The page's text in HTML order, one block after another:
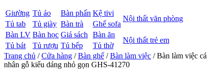
Giường Tủ áo Bàn phấn Kệ tivi
Nội thất văn phòng
Tủ tab Tủ giày Bàn trà
Ghế sofa
Bàn LV Bàn học Giá sách Bàn ăn
Nội thất trẻ em
Tủ bát Tủ rượu Tủ bếp
Tủ thờ
Trang chủ /Cửa hàng /Bàn ghế /Bàn làm việc / Bàn làm việc cá
nhân gỗ kiểu dáng nhỏ gọn GHS-41270